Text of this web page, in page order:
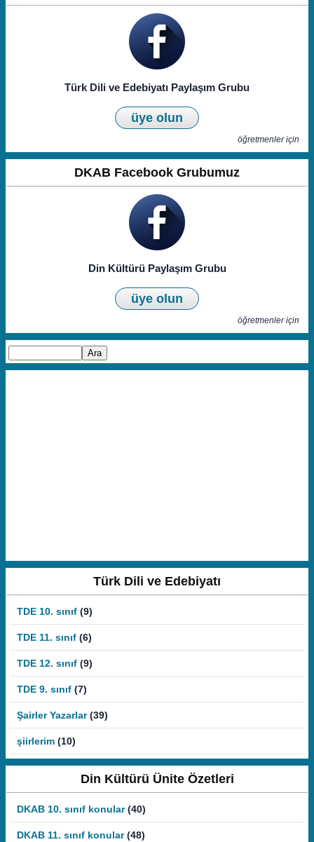
Türk Dili ve Edebiyatı Paylaşım Grubu
üye olun
öğretmenler için
DKAB Facebook Grubumuz
Din Kültürü Paylaşım Grubu
üye olun
öğretmenler için
Türk Dili ve Edebiyatı
TDE 10. sınıf (9)
TDE 11. sınıf (6)
TDE 12. sınıf (9)
TDE 9. sınıf (7)
Şairler Yazarlar (39)
şiirlerim (10)
Din Kültürü Ünite Özetleri
DKAB 10. sınıf konular (40)
DKAB 11. sınıf konular (48)